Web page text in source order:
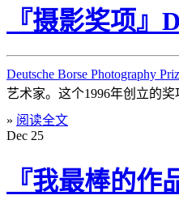
『摄影奖项』
Deutsche Borse Photography
艺术家。这个1996年创立的
» 阅读全文
Dec 25
『我最棒的